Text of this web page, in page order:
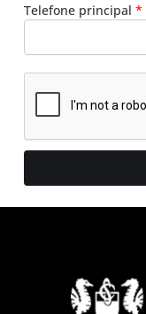
Telefone principal *